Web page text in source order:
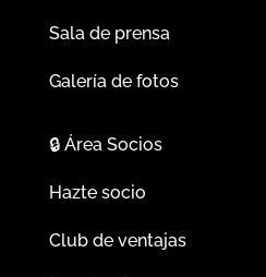
Sala de prensa
Galería de fotos
🔒Área Socios
Hazte socio
Club de ventajas